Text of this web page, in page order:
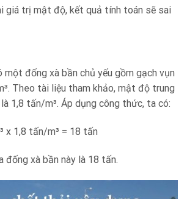
giá trị mật độ, kết quả tính toán sẽ sai
một đống xà bần chủ yếu gồm gạch vụn
Theo tài liệu tham khảo, mật độ trung
1,8 tấn/m³. Áp dụng công thức, ta có:
x 1,8 tấn/m³ = 18 tấn
đống xà bần này là 18 tấn.